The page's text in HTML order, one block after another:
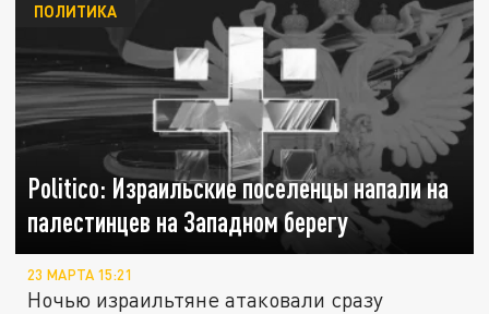
Politico: Израильские поселенцы напали на
палестинцев на Западном берегу
ПОЛИТИКА
23 МАРТА 15:21
Ночью израильтяне атаковали сразу